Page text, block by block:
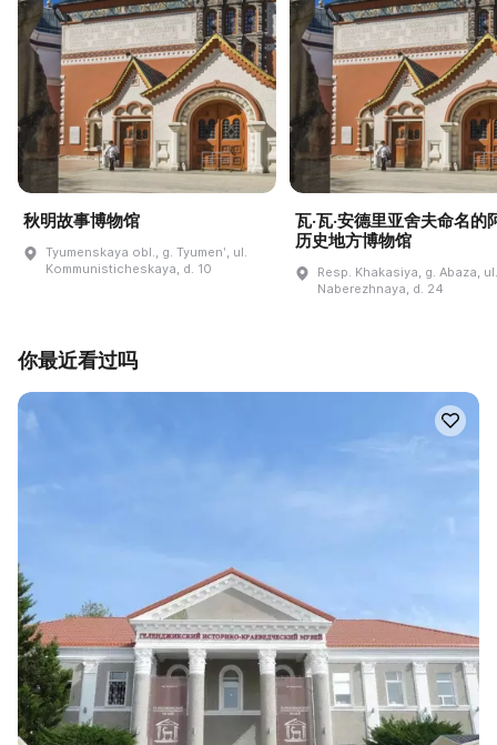
秋明故事博物馆
Tyumenskaya obl., g. Tyumenʹ, ul.
Kommunisticheskaya, d. 10
瓦·瓦·安德里亚舍夫命名的
历史地方博物馆
Resp. Khakasiya, g. Abaza, ul.
Naberezhnaya, d. 24
你最近看过吗